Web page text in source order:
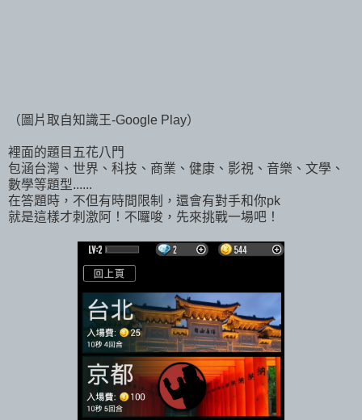
（圖片取自知識王-Google Play）
裡面的題目五花八門
包涵台灣、世界、科技、商業、健康、影視、音樂、文學、
數學等題型......
在答題時，不但有時間限制，還會有對手和你pk
就是這樣才刺激阿！不囉唆，先來挑戰一場吧！